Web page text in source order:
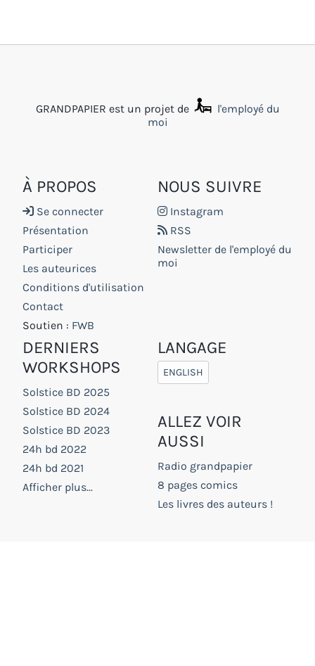
GRANDPAPIER est un projet de
l'employé du
moi
À PROPOS
Se connecter
Présentation
Participer
Les auteurices
Conditions d'utilisation
Contact
Soutien : FWB
NOUS SUIVRE
Instagram
RSS
Newsletter de l'employé du
moi
DERNIERS
WORKSHOPS
Solstice BD 2025
Solstice BD 2024
Solstice BD 2023
24h bd 2022
24h bd 2021
Afficher plus...
LANGAGE
ENGLISH
ALLEZ VOIR
AUSSI
Radio grandpapier
8 pages comics
Les livres des auteurs !